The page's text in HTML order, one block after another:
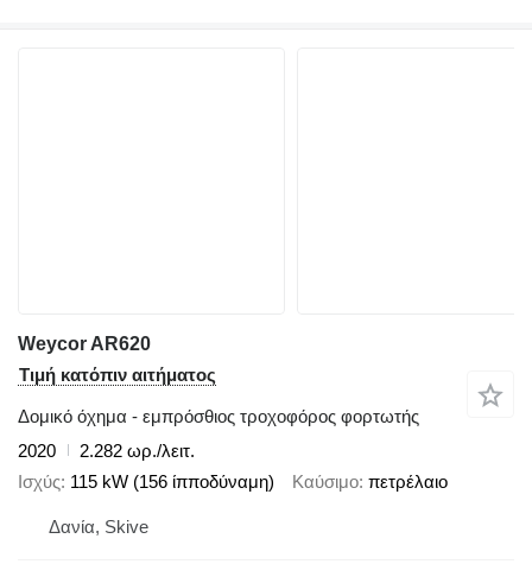
Weycor AR620
Τιμή κατόπιν αιτήματος
Δομικό όχημα - εμπρόσθιος τροχοφόρος φορτωτής
2020
2.282 ωρ./λειτ.
Ισχύς 115 kW (156 ίπποδύναμη) Καύσιμο πετρέλαιο
Δανία, Skive